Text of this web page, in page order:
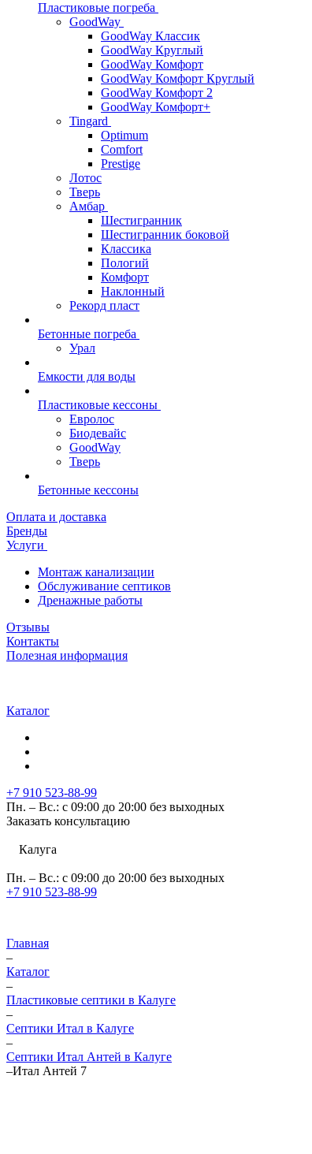
Пластиковые погреба
GoodWay
GoodWay Классик
GoodWay Круглый
GoodWay Комфорт
GoodWay Комфорт Круглый
GoodWay Комфорт 2
GoodWay Комфорт+
Tingard
Optimum
Comfort
Prestige
Лотос
Тверь
Амбар
Шестигранник
Шестигранник боковой
Классика
Пологий
Комфорт
Наклонный
Рекорд пласт
Бетонные погреба
Урал
Емкости для воды
Пластиковые кессоны
Евролос
Биодевайс
GoodWay
Тверь
Бетонные кессоны
Оплата и доставка
Бренды
Услуги
Монтаж канализации
Обслуживание септиков
Дренажные работы
Отзывы
Контакты
Полезная информация
Каталог
+7 910 523-88-99
Пн. – Вс.: с 09:00 до 20:00 без выходных
Заказать консультацию
Калуга
Пн. – Вс.: с 09:00 до 20:00 без выходных
+7 910 523-88-99
Главная
–
Каталог
–
Пластиковые септики в Калуге
–
Септики Итал в Калуге
–
Септики Итал Антей в Калуге
–Итал Антей 7